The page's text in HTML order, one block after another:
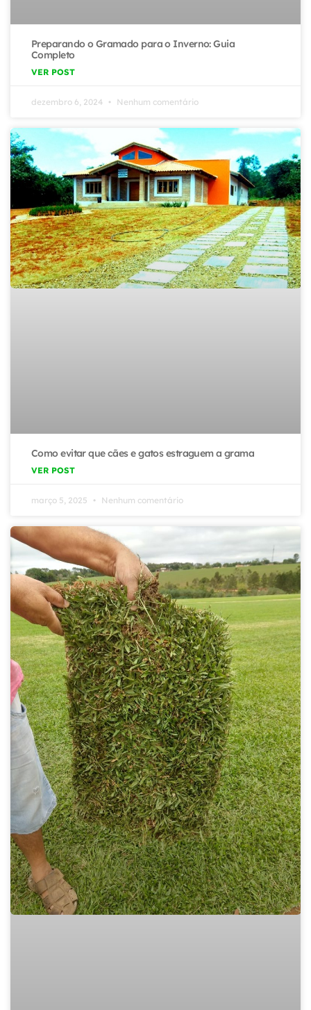
Preparando o Gramado para o Inverno: Guia
Completo
VER POST
dezembro 6, 2024 Nenhum comentário
Como evitar que cães e gatos estraguem a grama
VER POST
março 5, 2025 Nenhum comentário